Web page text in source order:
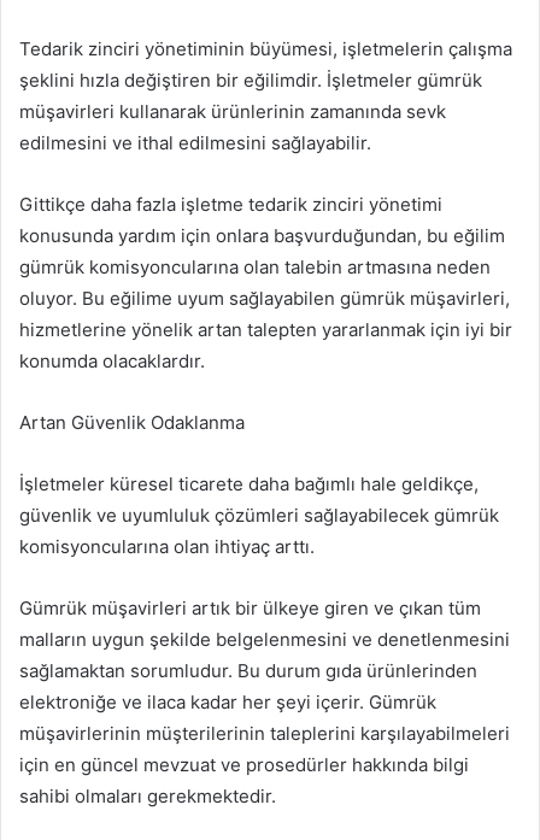
Tedarik zinciri yönetiminin büyümesi, işletmelerin çalışma
şeklini hızla değiştiren bir eğilimdir. İşletmeler gümrük
müşavirleri kullanarak ürünlerinin zamanında sevk
edilmesini ve ithal edilmesini sağlayabilir.
Gittikçe daha fazla işletme tedarik zinciri yönetimi
konusunda yardım için onlara başvurduğundan, bu eğilim
gümrük komisyoncularına olan talebin artmasına neden
oluyor. Bu eğilime uyum sağlayabilen gümrük müşavirleri,
hizmetlerine yönelik artan talepten yararlanmak için iyi bir
konumda olacaklardır.
Artan Güvenlik Odaklanma
İşletmeler küresel ticarete daha bağımlı hale geldikçe,
güvenlik ve uyumluluk çözümleri sağlayabilecek gümrük
komisyoncularına olan ihtiyaç arttı.
Gümrük müşavirleri artık bir ülkeye giren ve çıkan tüm
malların uygun şekilde belgelenmesini ve denetlenmesini
sağlamaktan sorumludur. Bu durum gıda ürünlerinden
elektroniğe ve ilaca kadar her şeyi içerir. Gümrük
müşavirlerinin müşterilerinin taleplerini karşılayabilmeleri
için en güncel mevzuat ve prosedürler hakkında bilgi
sahibi olmaları gerekmektedir.